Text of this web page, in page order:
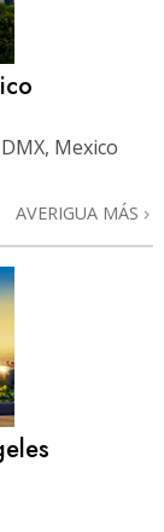
Mexico
AVERIGUA MÁS